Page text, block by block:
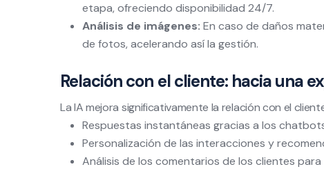
etapa, ofreciendo disponibilidad 24/7.
Análisis de imágenes: En caso de daños
de fotos, acelerando así la gestión.
Relación con el cliente: hacia una
La IA mejora significativamente la relación con el
Respuestas instantáneas gracias a los
Personalización de las interacciones y
Análisis de los comentarios de los clientes